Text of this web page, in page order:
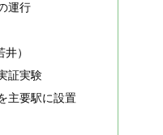
運行
）
証実験
主要駅に設置